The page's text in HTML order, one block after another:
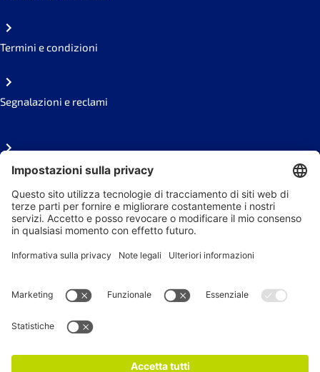
Termini e condizioni
Segnalazioni e reclami
FAQ
Area stampa
Seguici sui social
Newsletter